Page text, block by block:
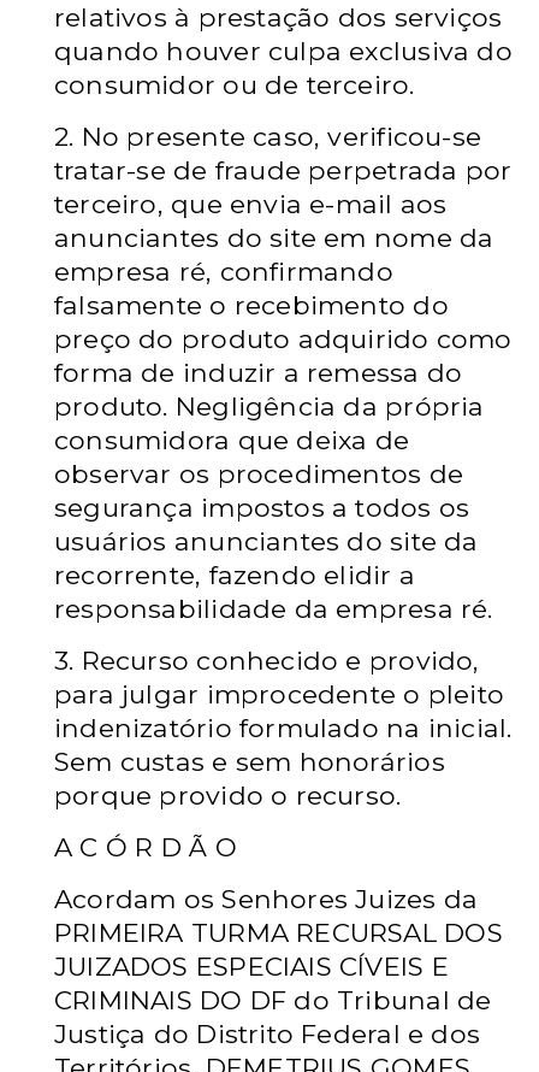
relativos à prestação dos serviços
quando houver culpa exclusiva do
consumidor ou de terceiro.
2. No presente caso, verificou-se
tratar-se de fraude perpetrada por
terceiro, que envia e-mail aos
anunciantes do site em nome da
empresa ré, confirmando
falsamente o recebimento do
preço do produto adquirido como
forma de induzir a remessa do
produto. Negligência da própria
consumidora que deixa de
observar os procedimentos de
segurança impostos a todos os
usuários anunciantes do site da
recorrente, fazendo elidir a
responsabilidade da empresa ré.
3. Recurso conhecido e provido,
para julgar improcedente o pleito
indenizatório formulado na inicial.
Sem custas e sem honorários
porque provido o recurso.
A C Ó R D Ã O
Acordam os Senhores Juizes da
PRIMEIRA TURMA RECURSAL DOS
JUIZADOS ESPECIAIS CÍVEIS E
CRIMINAIS DO DF do Tribunal de
Justiça do Distrito Federal e dos